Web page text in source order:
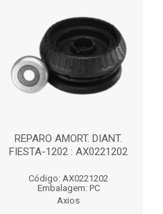
REPARO AMORT. DIANT.
FIESTA-1202 : AX0221202
Código: AX0221202
Embalagem: PC
Axios